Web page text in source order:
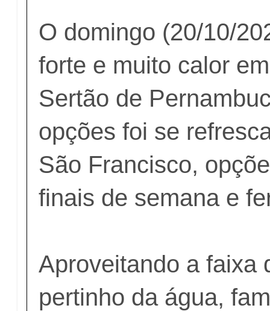
O domingo (20/10/
forte e muito calor
Sertão de
opções foi se
São Francisco,
finais de semana e
Aproveitando a faixa
pertinho da água,